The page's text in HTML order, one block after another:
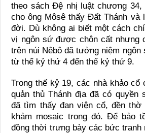
theo sách Đệ nhị luật chương 34,
cho ông Môsê thấy Đất Thánh và
đời. Dù không ai biết một cách
vị ngôn sứ được chôn cất nhưng
trên núi Nêbô đã tưởng niệm
từ thế kỷ thứ 4 đến thế kỷ thứ 9.
Trong thế kỷ 19, các nhà khảo cổ
quản thủ Thánh địa đã có
đã tìm thấy đan viện cổ, đền
khảm mosaic trong đó. Để bảo
đồng thời trưng bày các bức tranh